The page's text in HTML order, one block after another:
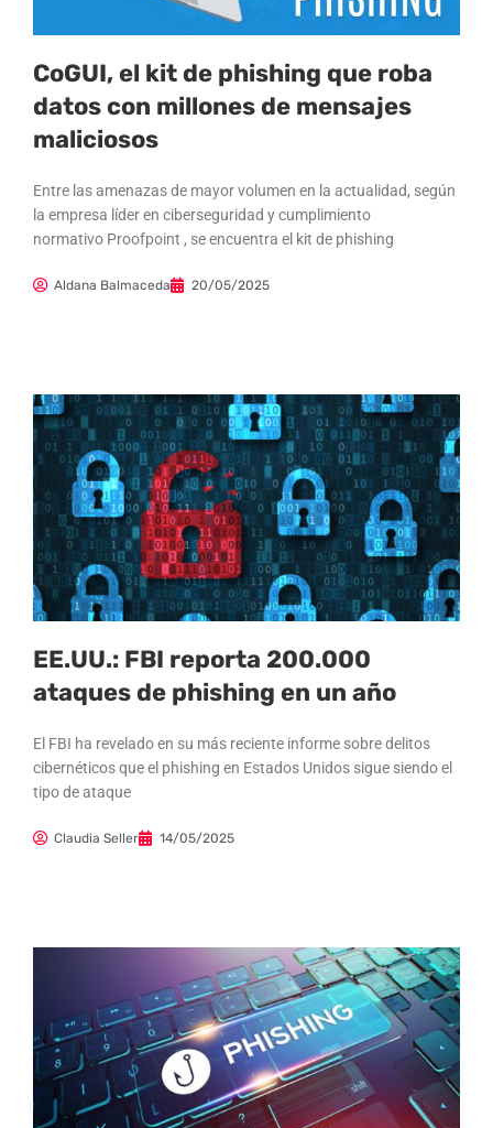
CoGUI, el kit de phishing que roba
datos con millones de mensajes
maliciosos
Entre las amenazas de mayor volumen en la actualidad, según
la empresa líder en ciberseguridad y cumplimiento
normativo Proofpoint , se encuentra el kit de phishing
Aldana Balmaceda 20/05/2025
EE.UU.: FBI reporta 200.000
ataques de phishing en un año
El FBI ha revelado en su más reciente informe sobre delitos
cibernéticos que el phishing en Estados Unidos sigue siendo el
tipo de ataque
Claudia Seller 14/05/2025